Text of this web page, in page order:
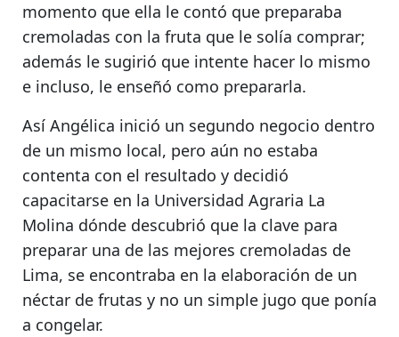
momento que ella le contó que preparaba
cremoladas con la fruta que le solía comprar;
además le sugirió que intente hacer lo mismo
e incluso, le enseñó como prepararla.
Así Angélica inició un segundo negocio dentro
de un mismo local, pero aún no estaba
contenta con el resultado y decidió
capacitarse en la Universidad Agraria La
Molina dónde descubrió que la clave para
preparar una de las mejores cremoladas de
Lima, se encontraba en la elaboración de un
néctar de frutas y no un simple jugo que ponía
a congelar.